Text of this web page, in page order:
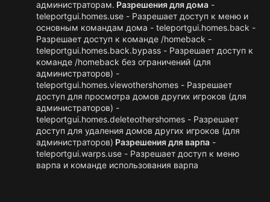
администраторам. Разрешения для дома -
teleportgui.homes.use - Разрешает доступ к меню и
основным командам дома - teleportgui.homes.back -
Разрешает доступ к команде /homeback -
teleportgui.homes.back.bypass - Разрешает доступ к
команде /homeback без ограничений (для
администраторов) -
teleportgui.homes.viewothershomes - Разрешает
доступ для просмотра домов других игроков (для
администраторов) -
teleportgui.homes.deleteothershomes - Разрешает
доступ для удаления домов других игроков (для
администраторов) Разрешения для варпа -
teleportgui.warps.use - Разрешает доступ к меню
варпа и команде использования варпа